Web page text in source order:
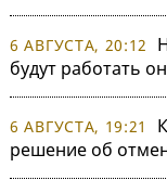
6 АВГУСТА, 20:12
будут работать
6 АВГУСТА, 19:21
решение об